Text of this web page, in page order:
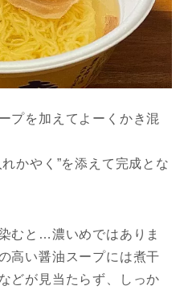
プを加えてよーくかき混
かやく”を添えて完成とな
むと…濃いめではありま
高い醤油スープには煮干
どが見当たらず、しっか